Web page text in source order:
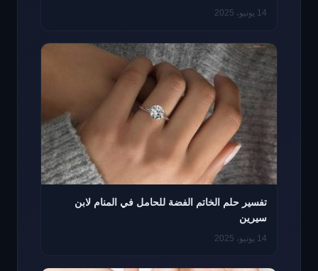
14 يونيو، 2025
تفسير حلم الخاتم الفضة للحامل في المنام لابن
سيرين
14 يونيو، 2025